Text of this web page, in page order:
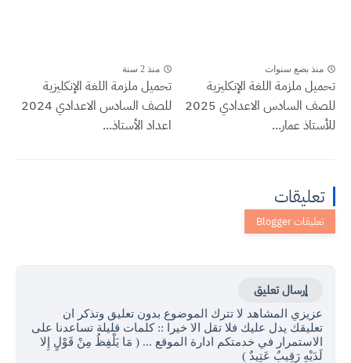
منذ بضع سنوات
تحميل ملزمة اللغة الإنكليزية
للصف السادس الاعدادي 2025
للأستاذ عمار...
منذ 2 سنة
تحميل ملزمة اللغة الإنكليزية
للصف السادس الاعدادي 2024
اعداد الأستاذ...
تعليقات
إرسال تعليق
عزيزي المشاهد لا تترك الموضوع بدون تعليق وتذكر ان
تعليقك يدل عليك فلا تقل الا خيرا :: كلمات قليلة تساعدنا على
الاستمرار في خدمتكم ادارة الموقع ... ( مَا يَلْفِظُ مِنْ قَوْلٍ إِلا
لَدَيْهِ رَقِيبٌ عَتِيدٌ )